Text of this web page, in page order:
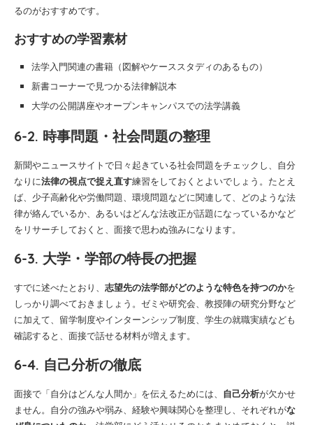
るのがおすすめです。
おすすめの学習素材
法学入門関連の書籍（図解やケーススタディのあるもの）
新書コーナーで見つかる法律解説本
大学の公開講座やオープンキャンパスでの法学講義
6-2. 時事問題・社会問題の整理
新聞やニュースサイトで日々起きている社会問題をチェックし、自分
なりに法律の視点で捉え直す練習をしておくとよいでしょう。たとえ
ば、少子高齢化や労働問題、環境問題などに関連して、どのような法
律が絡んでいるか、あるいはどんな法改正が話題になっているかなど
をリサーチしておくと、面接で思わぬ強みになります。
6-3. 大学・学部の特長の把握
すでに述べたとおり、 志望先の法学部がどのような特色を持つのかを
しっかり調べておきましょう。ゼミや研究会、教授陣の研究分野など
に加えて、留学制度やインターンシップ制度、学生の就職実績なども
確認すると、面接で話せる材料が増えます。
6-4. 自己分析の徹底
面接で「自分はどんな人間か」を伝えるためには、 自己分析が欠かせ
ません。自分の強みや弱み、経験や興味関心を整理し、それぞれがな